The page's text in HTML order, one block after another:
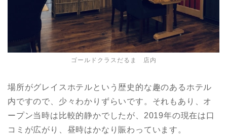
ゴールドクラスだるま 店内
場所がグレイスホテルという歴史的な趣のあるホテル
内ですので、少々わかりずらいです。それもあり、オ
ープン当時は比較的静かでしたが、2019年の現在は口
コミが広がり、昼時はかなり賑わっています。